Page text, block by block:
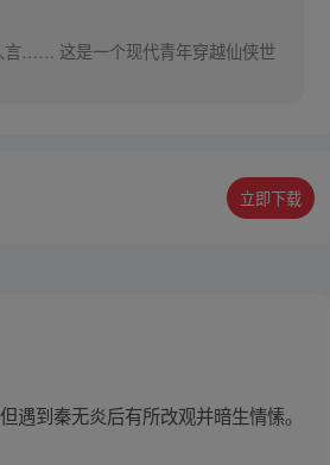
言…… 这是一个现代青年穿越仙侠世
立即下载
到秦无炎后有所改观并暗生情愫。